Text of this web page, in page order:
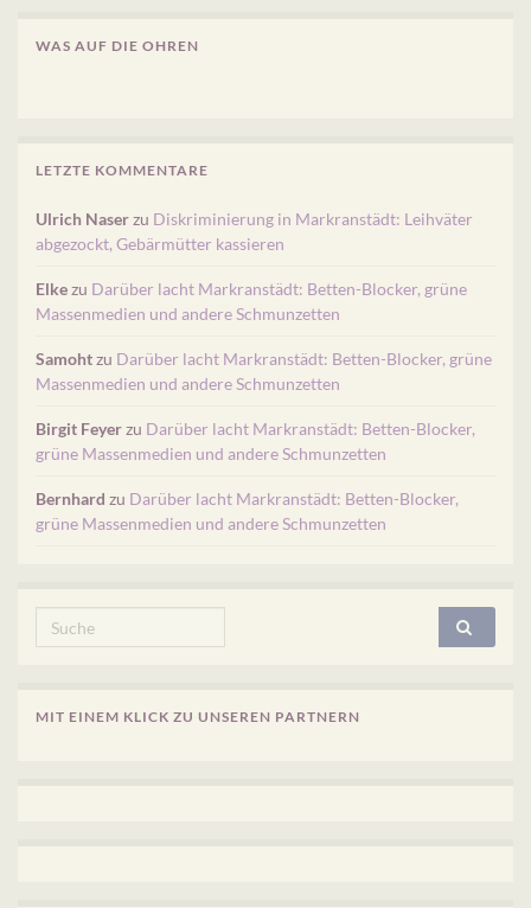
WAS AUF DIE OHREN
LETZTE KOMMENTARE
Ulrich Naserzu Diskriminierung in Markranstädt: Leihväter
abgezockt, Gebärmütter kassieren
Elkezu Darüber lacht Markranstädt: Betten-Blocker, grüne
Massenmedien und andere Schmunzetten
Samohtzu Darüber lacht Markranstädt: Betten-Blocker, grüne
Massenmedien und andere Schmunzetten
Birgit Feyerzu Darüber lacht Markranstädt: Betten-Blocker,
grüne Massenmedien und andere Schmunzetten
Bernhard zu Darüber lacht Markranstädt: Betten-Blocker,
grüne Massenmedien und andere Schmunzetten
Search for:
MIT EINEM KLICK ZU UNSEREN PARTNERN